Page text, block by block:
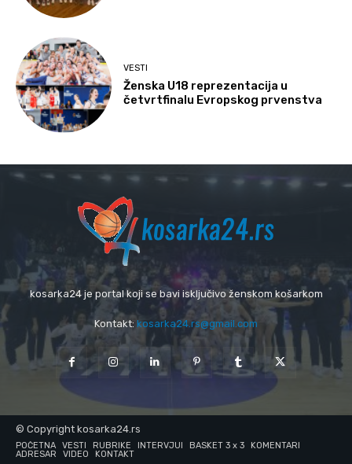
VESTI
Ženska U18 reprezentacija u
četvrtfinalu Evropskog prvenstva
kosarka24 je portal koji se bavi isključivo ženskom košarkom
Kontakt: kosarka24.rs@gmail.com
© Copyright kosarka24.rs
POČETNA VESTI RUBRIKE INTERVJUI BASKET 3 x 3
KOMENTARI
ADRESAR
VIDEO KONTAKT